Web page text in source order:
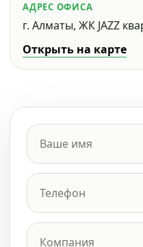
АДРЕС ОФИСА
г. Алматы, ЖК JAZZ
Открыть на карте